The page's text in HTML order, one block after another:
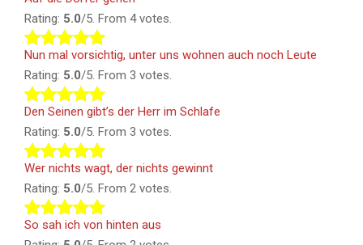
Rating: 5.0/5. From 4 votes.
Nun mal vorsichtig, unter uns wohnen auch noch Leute
Rating: 5.0/5. From 3 votes.
Den Seinen gibt’s der Herr im Schlafe
Rating: 5.0/5. From 3 votes.
Wer nichts wagt, der nichts gewinnt
Rating: 5.0/5. From 2 votes.
So sah ich von hinten aus